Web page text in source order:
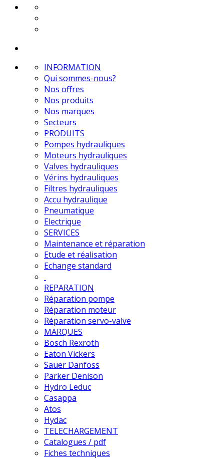
INFORMATION
Qui sommes-nous?
Nos offres
Nos produits
Nos marques
Secteurs
PRODUITS
Pompes hydrauliques
Moteurs hydrauliques
Valves hydrauliques
Vérins hydrauliques
Filtres hydrauliques
Accu hydraulique
Pneumatique
Electrique
SERVICES
Maintenance et réparation
Etude et réalisation
Echange standard
REPARATION
Réparation pompe
Réparation moteur
Réparation servo-valve
MARQUES
Bosch Rexroth
Eaton Vickers
Sauer Danfoss
Parker Denison
Hydro Leduc
Casappa
Atos
Hydac
TELECHARGEMENT
Catalogues / pdf
Fiches techniques